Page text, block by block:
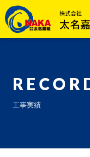
工事実績